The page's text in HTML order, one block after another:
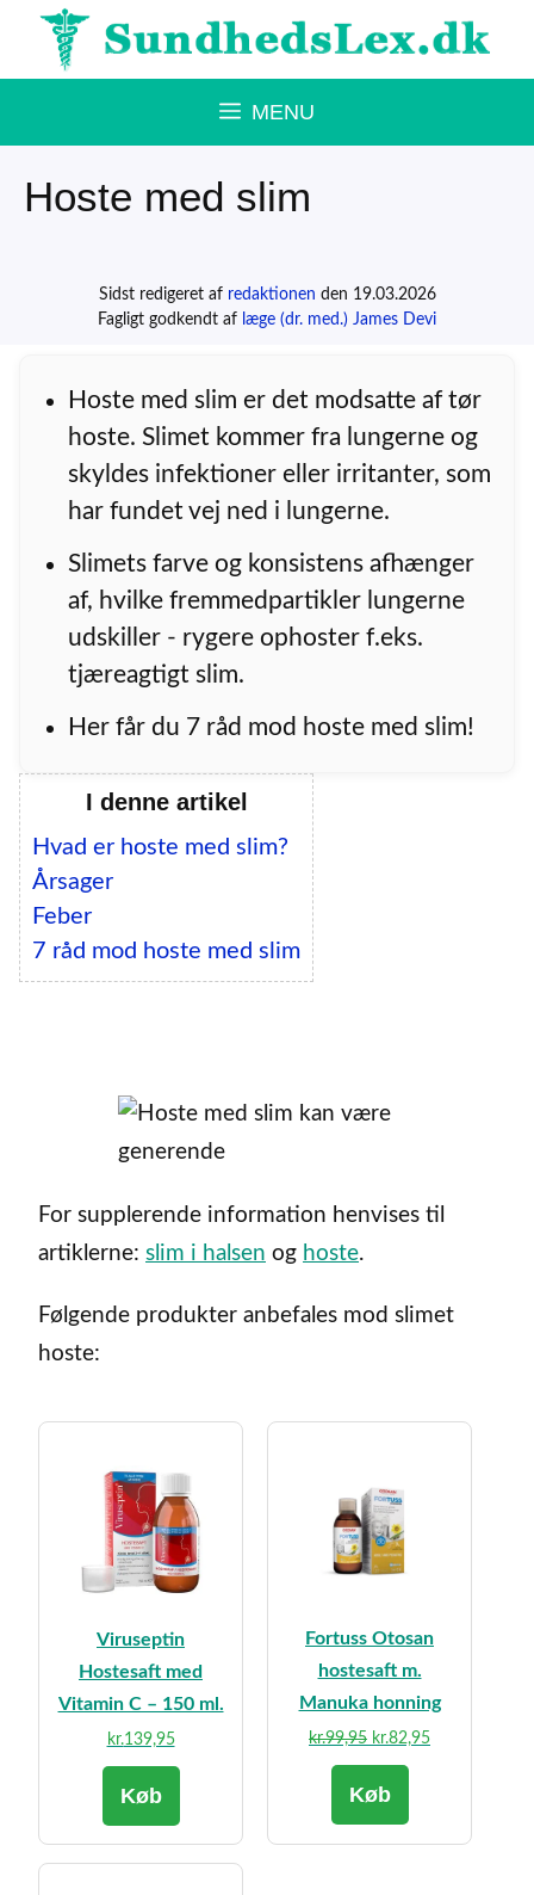
Hop
MENU
Hoste med slim
Sidst redigeret af redaktionen den 19.03.2026
Fagligt godkendt af læge (dr. med.) James Devi
Hoste med slim er det modsatte af tør
hoste. Slimet kommer fra lungerne og
skyldes infektioner eller irritanter, som
har fundet vej ned i lungerne.
Slimets farve og konsistens afhænger
af, hvilke fremmedpartikler lungerne
udskiller - rygere ophoster f.eks.
tjæreagtigt slim.
Her får du 7 råd mod hoste med slim!
I denne artikel
Hvad er hoste med slim?
Årsager
Feber
7 råd mod hoste med slim
For supplerende information henvises til
artiklerne: slim i halsen og hoste.
Følgende produkter anbefales mod slimet
hoste:
Viruseptin
Hostesaft med
Vitamin C – 150 ml.
kr.139,95
Køb
Fortuss Otosan
hostesaft m.
Manuka honning
kr.99,95 Den
oprindelige
pris
kr.99,95.
kr.82,95Den
kr.82,95.
Køb